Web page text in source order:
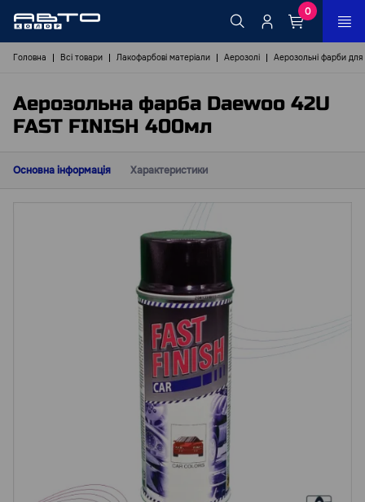
0
Головна Всі товари Лакофарбові матеріали Аерозолі Аерозольні фарби для
Аерозольна фарба Daewoo 42U
FAST FINISH 400мл
Основна інформація Характеристики